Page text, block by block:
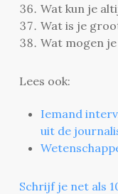
Wat kun je
Wat is je
Wat mogen
Lees ook:
Iemand
uit de
Schrijf je net als